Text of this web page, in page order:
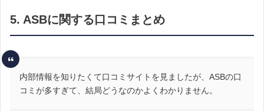
5. ASBに関する口コミまとめ
内部情報を知りたくて口コミサイトを見ましたが、ASBの口
コミが多すぎて、結局どうなのかよくわかりません。